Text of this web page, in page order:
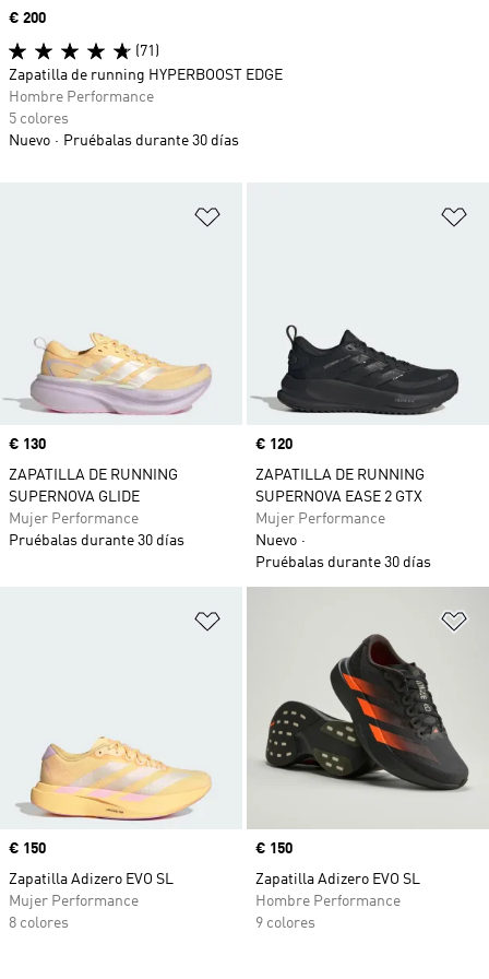
Precio
€ 130
ZAPATILLA DE RUNNING
SUPERNOVA GLIDE
Mujer Performance
Pruébalas durante 30 días
Precio
€ 120
ZAPATILLA DE RUNNING
SUPERNOVA EASE 2 GTX
Mujer Performance
Nuevo
Pruébalas durante 30 días
Precio
€ 150
Zapatilla Adizero EVO SL
Mujer Performance
8 colores
Precio
€ 150
Zapatilla Adizero EVO SL
Hombre Performance
9 colores
Precio
€ 200
(71)
Zapatilla de running HYPERBOOST EDGE
Hombre Performance
5 colores
Nuevo
Pruébalas durante 30 días